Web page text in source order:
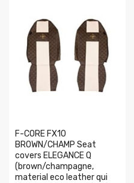
F-CORE FX10
BROWN/CHAMP Seat
covers ELEGANCE Q
(brown/champagne,
material eco leather qui